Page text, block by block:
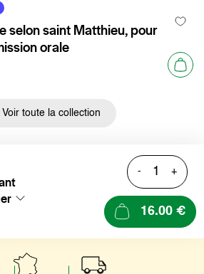
selon saint Matthieu, pour
orale
Voir toute la collection
- +
16.00 €